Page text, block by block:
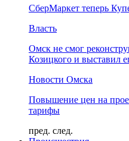
СберМаркет теперь
Власть
Омск не смог
Козицкого и выставил
Новости Омска
Повышение цен на
тарифы
пред. след.